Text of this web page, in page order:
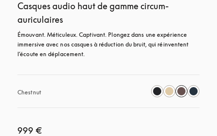
Casques audio haut de gamme circum-
auriculaires
Émouvant. Méticuleux. Captivant. Plongez dans une expérience
immersive avec nos casques à réduction du bruit, qui réinventent
l’écoute en déplacement.
Chestnut
999 €